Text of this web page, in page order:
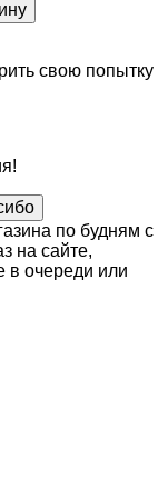
свою попытку
по будням с
на сайте,
в очереди или